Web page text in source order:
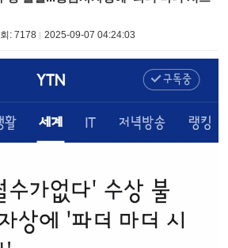
: 7178 2025-09-07 04:24:03